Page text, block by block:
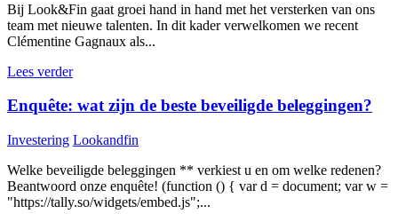
Bij Look&Fin gaat groei hand in hand met het versterken van ons
team met nieuwe talenten. In dit kader verwelkomen we recent
Clémentine Gagnaux als...
Lees verder
Enquête: wat zijn de beste beveiligde beleggingen?
Investering Lookandfin
Welke beveiligde beleggingen ** verkiest u en om welke redenen?
Beantwoord onze enquête! (function () { var d = document; var w =
"https://tally.so/widgets/embed.js";...